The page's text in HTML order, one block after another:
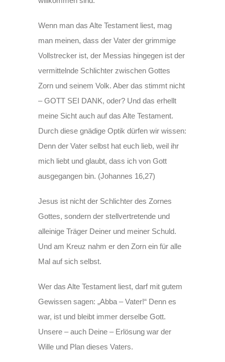
Wenn man das Alte Testament liest, mag
man meinen, dass der Vater der grimmige
Vollstrecker ist, der Messias hingegen ist der
vermittelnde Schlichter zwischen Gottes
Zorn und seinem Volk. Aber das stimmt nicht
– GOTT SEI DANK, oder? Und das erhellt
meine Sicht auch auf das Alte Testament.
Durch diese gnädige Optik dürfen wir wissen:
Denn der Vater selbst hat euch lieb, weil ihr
mich liebt und glaubt, dass ich von Gott
ausgegangen bin. (Johannes 16,27)
Jesus ist nicht der Schlichter des Zornes
Gottes, sondern der stellvertretende und
alleinige Träger Deiner und meiner Schuld.
Und am Kreuz nahm er den Zorn ein für alle
Mal auf sich selbst.
Wer das Alte Testament liest, darf mit gutem
Gewissen sagen: „Abba – Vater!“ Denn es
war, ist und bleibt immer derselbe Gott.
Unsere – auch Deine – Erlösung war der
Wille und Plan dieses Vaters.